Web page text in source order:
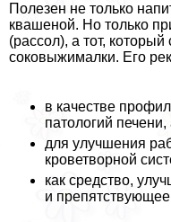
Полезен не только
квашеной. Но только
(рассол), а тот,
соковыжималки. Его
в качестве
патологий печени,
для улучшения
кроветворной
как средство,
и